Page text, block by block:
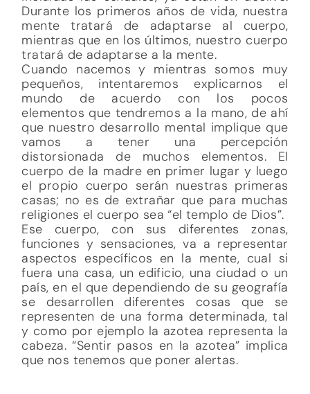
Durante los primeros años de vida, nuestra
mente tratará de adaptarse al cuerpo,
mientras que en los últimos, nuestro cuerpo
tratará de adaptarse a la mente.
Cuando nacemos y mientras somos muy
pequeños, intentaremos explicarnos el
mundo de acuerdo con los pocos
elementos que tendremos a la mano, de ahí
que nuestro desarrollo mental implique que
vamos a tener una percepción
distorsionada de muchos elementos. El
cuerpo de la madre en primer lugar y luego
el propio cuerpo serán nuestras primeras
casas; no es de extrañar que para muchas
religiones el cuerpo sea “el templo de Dios”.
Ese cuerpo, con sus diferentes zonas,
funciones y sensaciones, va a representar
aspectos específicos en la mente, cual si
fuera una casa, un edificio, una ciudad o un
país, en el que dependiendo de su geografía
se desarrollen diferentes cosas que se
representen de una forma determinada, tal
y como por ejemplo la azotea representa la
cabeza. “Sentir pasos en la azotea” implica
que nos tenemos que poner alertas.